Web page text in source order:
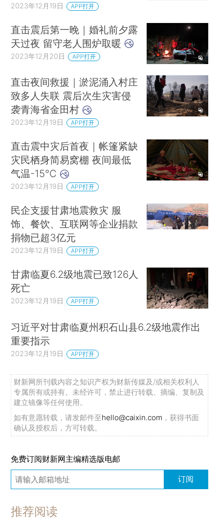
2023年12月19日 APP打开
直击震后第一晚｜婚礼前夕露
天过夜 留守老人围炉取暖
2023年12月20日 APP打开
直击夜间救援｜淤泥涌入村庄
致多人失联 震后次生灾害侵
袭青海省金田村
2023年12月19日 APP打开
直击震中灾后首夜｜帐篷紧缺
灾民栖身简易窝棚 夜间最低
气温-15°C
2023年12月19日 APP打开
民企支援甘肃地震救灾 服
饰、餐饮、互联网等企业捐款
捐物已超3亿元
2023年12月19日 APP打开
甘肃临夏6.2级地震已致126人
死亡
2023年12月19日 APP打开
习近平对甘肃临夏州积石山县6.2级地震作出
重要指示
2023年12月19日 APP打开
财新网所刊载内容之知识产权为财新传媒及/或相关权利人
专属所有或持有。未经许可，禁止进行转载、摘编、复制及
建立镜像等任何使用。
如有意愿转载，请发邮件至hello@caixin.com ，获得书面
确认及授权后，方可转载。
免费订阅财新网主编精选版电邮
订阅
推荐阅读